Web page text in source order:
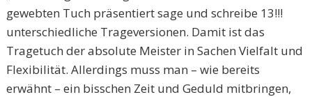
gewebten Tuch präsentiert sage und schreibe 13!!!
unterschiedliche Trageversionen. Damit ist das
Tragetuch der absolute Meister in Sachen Vielfalt und
Flexibilität. Allerdings muss man – wie bereits
erwähnt – ein bisschen Zeit und Geduld mitbringen,